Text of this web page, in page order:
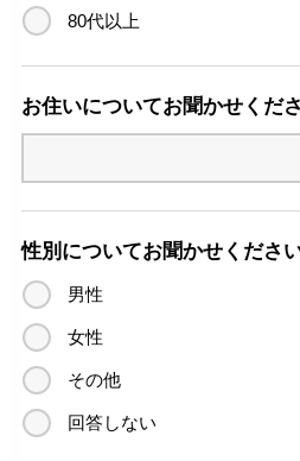
80代以上
お住いについてお聞かせくだ
性別についてお聞かせくださ
男性
女性
その他
回答しない